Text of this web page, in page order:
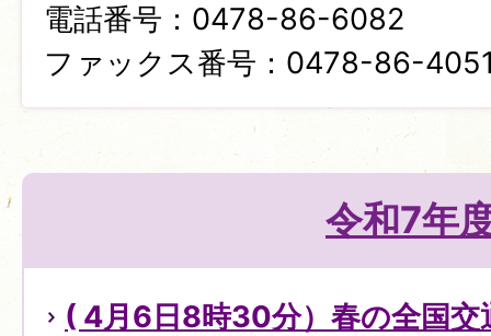
電話番号：0478-86-6082
ファックス番号：0478-86-
令和7年
( 4月6日8時30分）春の全国交